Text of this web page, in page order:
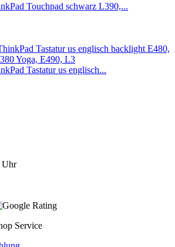
Touchpad schwarz L390,...
Tastatur us englisch...
Uhr
Service